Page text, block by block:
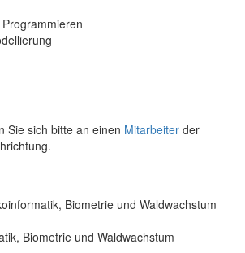
Sie sich bitte an einen Mitarbeiter der
Biometrie und Waldwachstum